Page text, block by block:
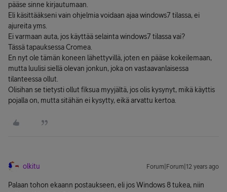
pääse sinne kirjautumaan.
Eli käsittääkseni vain ohjelmia voidaan ajaa windows7 tilassa, ei
ajureita yms.
Ei varmaan auta, jos käyttää selainta windows7 tilassa vai?
Tässä tapauksessa Cromea.
En nyt ole tämän koneen lähettyvillä, joten en pääse kokeilemaan,
mutta luulisi siellä olevan jonkun, joka on vastaavanlaisessa
tilanteessa ollut.
Olisihan se tietysti ollut fiksua myyjältä, jos olis kysynyt, mikä käyttis
pojalla on, mutta sitähän ei kysytty, eikä arvattu kertoa.
olkitu Forum|Forum|12 years ago
Palaan tohon ekaann postaukseen, eli jos Windows 8 tukea, niin